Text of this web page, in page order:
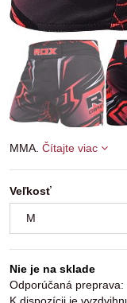
MMA. Čítajte viac
Veľkosť
Nie je na sklade